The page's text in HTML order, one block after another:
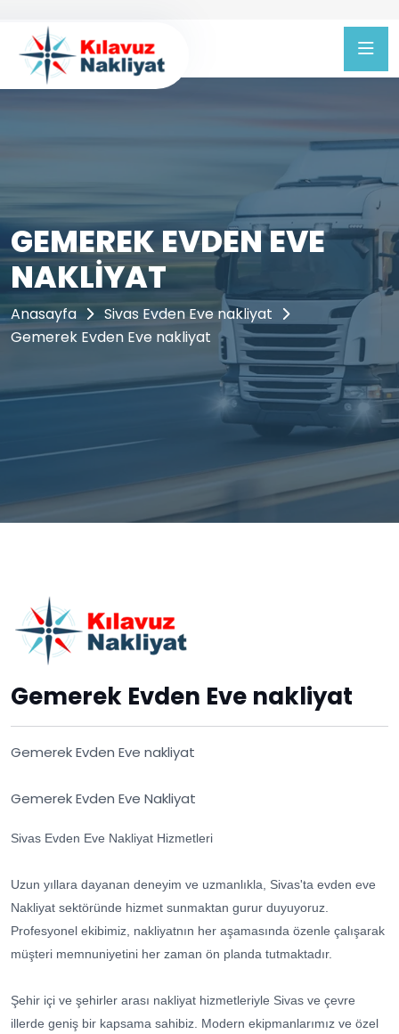
GEMEREK EVDEN EVE
NAKLIYAT
Anasayfa
Sivas Evden Eve nakliyat
Gemerek Evden Eve nakliyat
Gemerek Evden Eve nakliyat
Gemerek Evden Eve nakliyat
Gemerek Evden Eve Nakliyat
Sivas Evden Eve Nakliyat Hizmetleri
Uzun yıllara dayanan deneyim ve uzmanlıkla, Sivas'ta evden eve
Nakliyat sektöründe hizmet sunmaktan gurur duyuyoruz.
Profesyonel ekibimiz, nakliyatnın her aşamasında özenle çalışarak
müşteri memnuniyetini her zaman ön planda tutmaktadır.
Şehir içi ve şehirler arası nakliyat hizmetleriyle Sivas ve çevre
illerde geniş bir kapsama sahibiz. Modern ekipmanlarımız ve özel